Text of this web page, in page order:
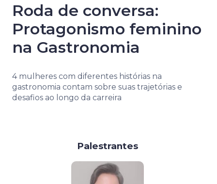
Roda de conversa:
Protagonismo feminino
na Gastronomia
4 mulheres com diferentes histórias na
gastronomia contam sobre suas trajetórias e
desafios ao longo da carreira
Palestrantes